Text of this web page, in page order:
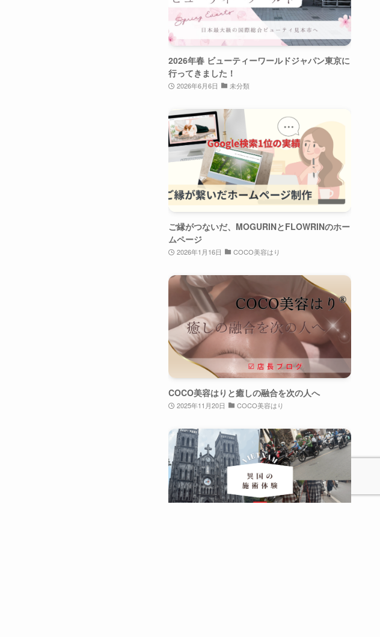
2026年春 ビューティーワールドジャパン東京に
行ってきました！
2026年6月6日 未分類
ご縁がつないだ、MOGURINとFLOWRINのホー
ムページ
2026年1月16日 COCO美容はり
COCO美容はりと癒しの融合を次の人へ
2025年11月20日 COCO美容はり